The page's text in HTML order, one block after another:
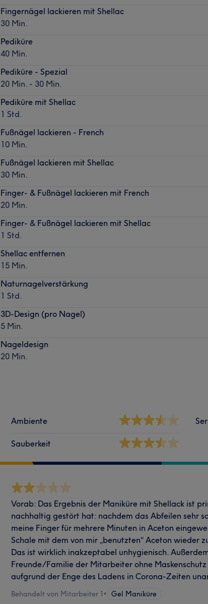
Fingernägel lackieren mit Shellac
30 Min.
Pediküre
40 Min.
Pediküre - Spezial
20 Min. - 30 Min.
Pediküre mit Shellac
1 Std.
Fußnägel lackieren - French
10 Min.
Fußnägel lackieren mit Shellac
30 Min.
Finger- & Fußnägel lackieren mit French
20 Min.
Finger- & Fußnägel lackieren mit Shellac
1 Std.
Shellac entfernen
15 Min.
Naturnagelverstärkung
1 Std.
3D-Design (pro Nagel)
5 Min.
Nageldesign
20 Min.
Ambiente
Sauberkeit
Vorab: Das Ergebnis der Maniküre mit Shellack ist
nachhaltig gestört hat: nachdem das Abfeilen sehr
meine Finger für mehrere Minuten in Aceton
Schale mit dem von mir „benutzten“ Aceton wieder
Das ist wirklich inakzeptabel unhygienisch.
Freunde/Familie der Mitarbeiter ohne
aufgrund der Enge des Ladens in Corona-Zeiten
Behandelt von Mitarbeiter 1 • Gel Maniküre